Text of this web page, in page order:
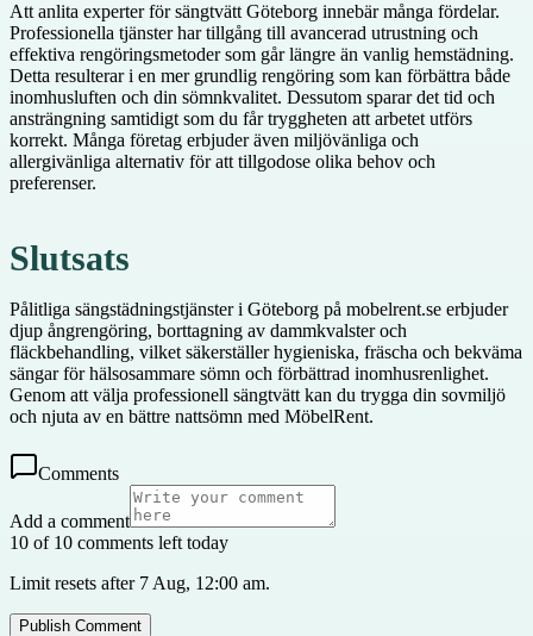
Att anlita experter för sängtvätt Göteborg innebär många fördelar.
Professionella tjänster har tillgång till avancerad utrustning och
effektiva rengöringsmetoder som går längre än vanlig hemstädning.
Detta resulterar i en mer grundlig rengöring som kan förbättra både
inomhusluften och din sömnkvalitet. Dessutom sparar det tid och
ansträngning samtidigt som du får tryggheten att arbetet utförs
korrekt. Många företag erbjuder även miljövänliga och
allergivänliga alternativ för att tillgodose olika behov och
preferenser.
Slutsats
Pålitliga sängstädningstjänster i Göteborg på mobelrent.se erbjuder
djup ångrengöring, borttagning av dammkvalster och
fläckbehandling, vilket säkerställer hygieniska, fräscha och bekväma
sängar för hälsosammare sömn och förbättrad inomhusrenlighet.
Genom att välja professionell sängtvätt kan du trygga din sovmiljö
och njuta av en bättre nattsömn med MöbelRent.
Comments
Add a comment
10 of 10 comments left today
Limit resets after 7 Aug, 12:00 am.
Publish Comment